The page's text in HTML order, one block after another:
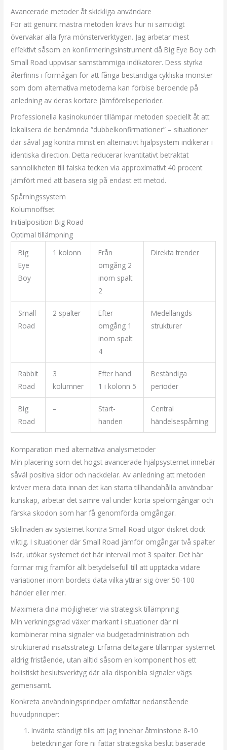
Avancerade metoder åt skickliga användare
För att genuint mästra metoden krävs hur ni samtidigt
övervakar alla fyra mönsterverktygen. Jag arbetar mest
effektivt såsom en konfirmeringsinstrument då Big Eye Boy och
Small Road uppvisar samstämmiga indikatorer. Dess styrka
återfinns i förmågan för att fånga beständiga cykliska mönster
som dom alternativa metoderna kan förbise beroende på
anledning av deras kortare jämförelseperioder.
Professionella kasinokunder tillämpar metoden speciellt åt att
lokalisera de benämnda “dubbelkonfirmationer” – situationer
där såväl jag kontra minst en alternativt hjälpsystem indikerar i
identiska direction. Detta reducerar kvantitativt betraktat
sannolikheten till falska tecken via approximativt 40 procent
jämfört med att basera sig på endast ett metod.
Spårningssystem
Kolumnoffset
Initialposition Big Road
Optimal tillämpning
Big
Eye
Boy
1 kolonn
Från
omgång 2
inom spalt
2
Direkta trender
Small
Road
2 spalter
Efter
omgång 1
inom spalt
4
Medellängds
strukturer
Rabbit
Road
3
kolumner
Efter hand
1 i kolonn 5
Beständiga
perioder
Big
Road
–
Start-
handen
Central
händelsespårning
Komparation med alternativa analysmetoder
Min placering som det högst avancerade hjälpsystemet innebär
såväl positiva sidor och nackdelar. Av anledning att metoden
kräver mera data innan det kan starta tillhandahålla användbar
kunskap, arbetar det sämre väl under korta spelomgångar och
färska skodon som har få genomförda omgångar.
Skillnaden av systemet kontra Small Road utgör diskret dock
viktig. I situationer där Small Road jämför omgångar två spalter
isär, utökar systemet det här intervall mot 3 spalter. Det här
formar mig framför allt betydelsefull till att upptäcka vidare
variationer inom bordets data vilka yttrar sig över 50-100
händer eller mer.
Maximera dina möjligheter via strategisk tillämpning
Min verkningsgrad växer markant i situationer där ni
kombinerar mina signaler via budgetadministration och
strukturerad insatsstrategi. Erfarna deltagare tillämpar systemet
aldrig fristående, utan alltid såsom en komponent hos ett
holistiskt beslutsverktyg där alla disponibla signaler vägs
gemensamt.
Konkreta användningsprinciper omfattar nedanstående
huvudprinciper:
Invänta ständigt tills att jag innehar åtminstone 8-10
beteckningar före ni fattar strategiska beslut baserade